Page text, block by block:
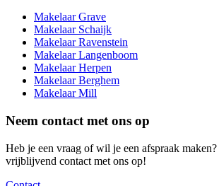
Makelaar Grave
Makelaar Schaijk
Makelaar Ravenstein
Makelaar Langenboom
Makelaar Herpen
Makelaar Berghem
Makelaar Mill
Neem contact met ons op
Heb je een vraag of wil je een afspraak
vrijblijvend contact met ons op!